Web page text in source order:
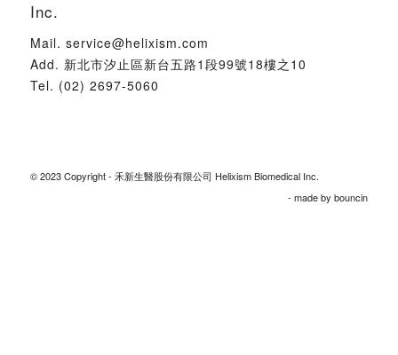
Inc.
Mail. service@helixism.com
Add. 新北市汐止區新台五路1段99號18樓之10
Tel. (02) 2697-5060
© 2023 Copyright - 禾新生醫股份有限公司 Helixism Biomedical Inc.
- made bybouncin